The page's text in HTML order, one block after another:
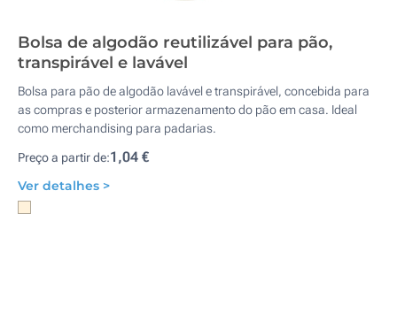
Bolsa de algodão reutilizável para pão,
transpirável e lavável
Bolsa para pão de algodão lavável e transpirável, concebida para
as compras e posterior armazenamento do pão em casa. Ideal
como merchandising para padarias.
Preço a partir de:1,04 €
Ver detalhes >